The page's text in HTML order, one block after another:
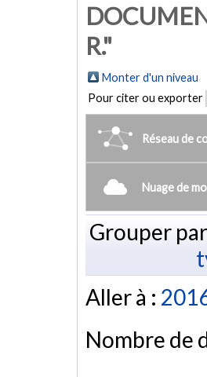
R."
Monter d'un niveau
Pour citer ou exporter
Réseau de
Nuage de
Grouper
Aller à :
Nombre de